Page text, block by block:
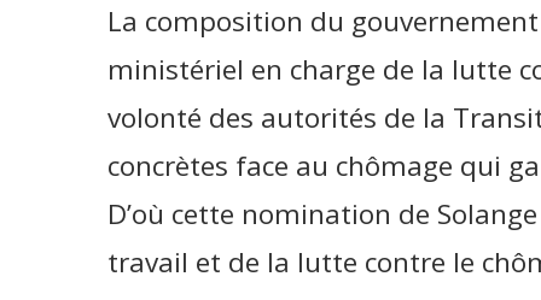
La composition du
ministériel en charge de la lutte
volonté des autorités de la
concrètes face au chômage qui
D’où cette nomination de
travail et de la lutte contre le